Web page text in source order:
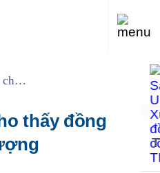
cho
thấy đồng